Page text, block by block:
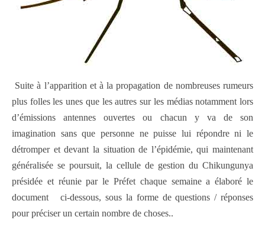
Suite à l’apparition et à la propagation de nombreuses rumeurs
plus folles les unes que les autres sur les médias notamment lors
d’émissions antennes ouvertes ou chacun y va de son
imagination sans que personne ne puisse lui répondre ni le
détromper et devant la situation de l’épidémie, qui maintenant
généralisée se poursuit, la cellule de gestion du Chikungunya
présidée et réunie par le Préfet chaque semaine a élaboré le
document ci-dessous, sous la forme de questions / réponses
pour préciser un certain nombre de choses..